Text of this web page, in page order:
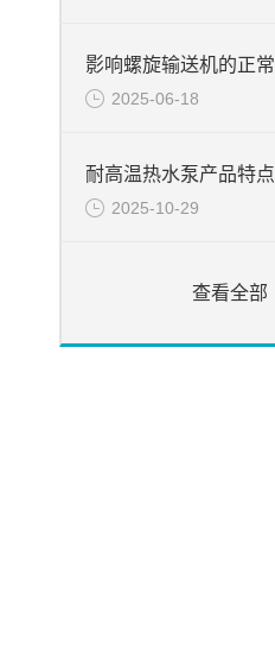
2025-06-18
耐高温热水泵产品特点
2025-10-29
查看全部